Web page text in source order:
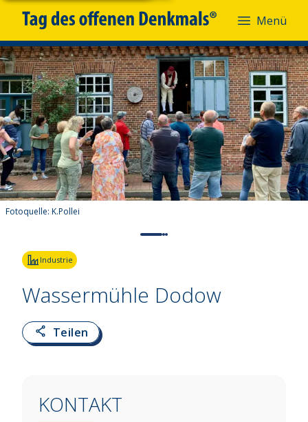
Menü
Fotoquelle: K.Pollei
Industrie
Wassermühle Dodow
Teilen
KONTAKT